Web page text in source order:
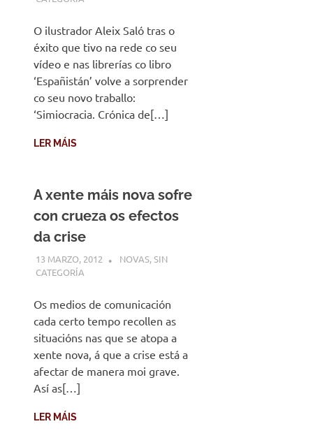
O ilustrador Aleix Saló tras o
éxito que tivo na rede co seu
vídeo e nas librerías co libro
‘Españistán’ volve a sorprender
co seu novo traballo:
‘Simiocracia. Crónica de[…]
LER MÁIS
A xente máis nova sofre
con crueza os efectos
da crise
13 MARZO, 2012 DESARROLLO
NOVAS,SIN
CATEGORÍA
Os medios de comunicación
cada certo tempo recollen as
situacións nas que se atopa a
xente nova, á que a crise está a
afectar de manera moi grave.
Así as[…]
LER MÁIS